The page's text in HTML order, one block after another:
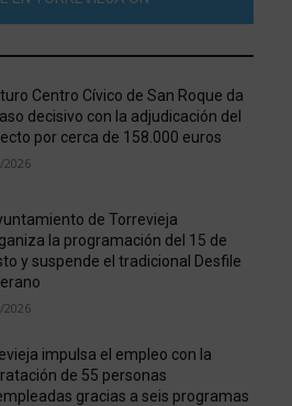
Centro Cívico de San Roque da
decisivo con la adjudicación del
por cerca de 158.000 euros
2026
de Torrevieja
la programación del 15 de
y suspende el tradicional Desfile
2026
impulsa el empleo con la
de 55 personas
gracias a seis programas